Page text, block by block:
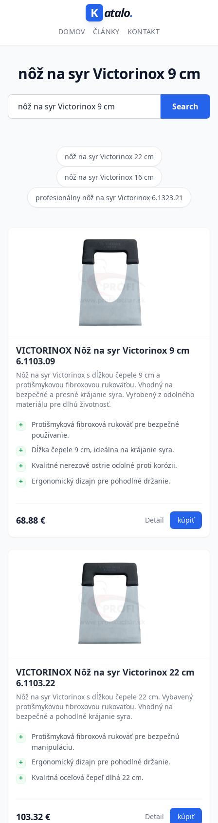
K atalo.
DOMOV ČLÁNKY KONTAKT
nôž na syr Victorinox 9 cm
Search
nôž na syr Victorinox 22 cm
nôž na syr Victorinox 16 cm
profesionálny nôž na syr Victorinox 6.1323.21
VICTORINOX Nôž na syr Victorinox 9 cm
6.1103.09
Nôž na syr Victorinox s dĺžkou čepele 9 cm a
protišmykovou fibroxovou rukoväťou. Vhodný na
bezpečné a presné krájanie syra. Vyrobený z odolného
materiálu pre dlhú životnosť.
Protišmyková fibroxová rukoväť pre bezpečné
používanie.
Dĺžka čepele 9 cm, ideálna na krájanie syra.
Kvalitné nerezové ostrie odolné proti korózii.
Ergonomický dizajn pre pohodlné držanie.
68.88 € Detail kúpiť
VICTORINOX Nôž na syr Victorinox 22 cm
6.1103.22
Nôž na syr Victorinox s dĺžkou čepele 22 cm. Vybavený
protišmykovou fibroxovou rukoväťou. Vhodný na
bezpečné a pohodlné krájanie syra.
Protišmyková fibroxová rukoväť pre bezpečnú
manipuláciu.
Ergonomický dizajn pre pohodlné držanie.
Kvalitná oceľová čepeľ dlhá 22 cm.
103.32 € Detail kúpiť